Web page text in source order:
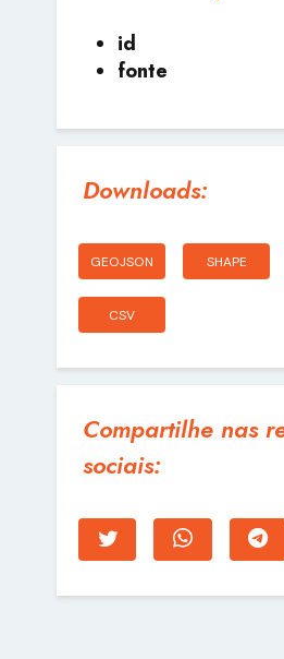
id
fonte
Downloads:
GEOJSON SHAPE
CSV
Compartilhe nas
sociais: